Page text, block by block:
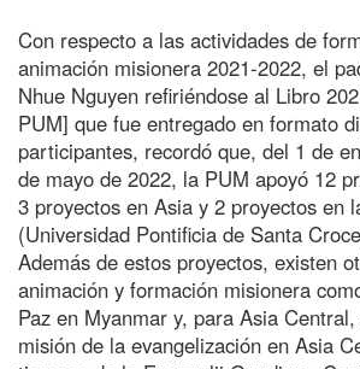
Con respecto a las actividades de
animación misionera 2021-2022, el
Nhue Nguyen refiriéndose al Libro
PUM] que fue entregado en formato
participantes, recordó que, del 1 de
de mayo de 2022, la PUM apoyó 12
3 proyectos en Asia y 2 proyectos en
(Universidad Pontificia de Santa
Además de estos proyectos, existen
animación y formación misionera
Paz en Myanmar y, para Asia Central,
misión de la evangelización en Asia